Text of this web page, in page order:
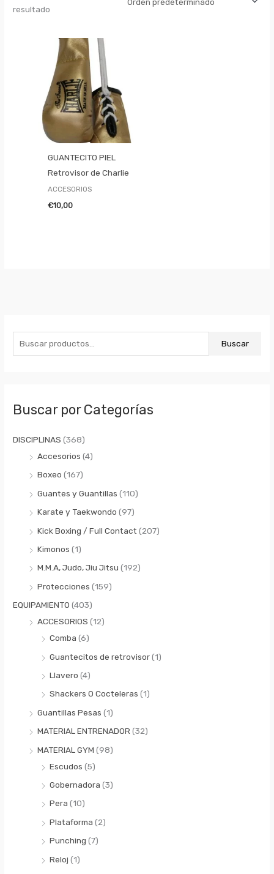
s
r
o
Buscar
Buscar por Categorías
DISCIPLINAS (368)
Accesorios (4)
Boxeo (167)
Guantes y Guantillas (110)
Karate y Taekwondo (97)
Kick Boxing / Full Contact (207)
Kimonos (1)
M.M.A, Judo, Jiu Jitsu (192)
Protecciones (159)
EQUIPAMIENTO (403)
ACCESORIOS (12)
Comba (6)
Guantecitos de retrovisor(1)
Llavero (4)
Shackers O Cocteleras (1)
Guantillas Pesas (1)
MATERIAL ENTRENADOR(32)
MATERIAL GYM (98)
Escudos (5)
Gobernadora (3)
Pera (10)
Plataforma (2)
Punching (7)
Reloj (1)
resultado
GUANTECITO PIEL
Retrovisor de Charlie
ACCESORIOS
€10,00